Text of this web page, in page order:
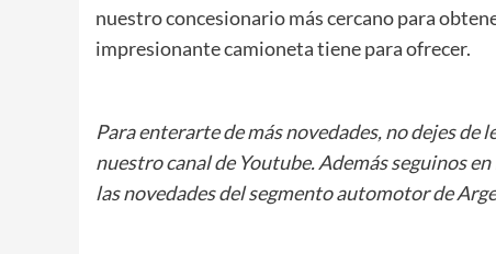
nuestro concesionario más cercano para
impresionante camioneta tiene para ofrecer.
Para enterarte de más novedades, no dejes de
nuestro canal de Youtube. Además seguinos en
las novedades del segmento automotor de